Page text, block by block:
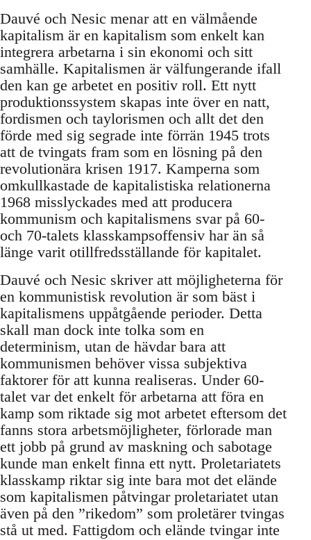
Dauvé och Nesic menar att en välmående
kapitalism är en kapitalism som enkelt kan
integrera arbetarna i sin ekonomi och sitt
samhälle. Kapitalismen är välfungerande ifall
den kan ge arbetet en positiv roll. Ett nytt
produktionssystem skapas inte över en natt,
fordismen och taylorismen och allt det den
förde med sig segrade inte förrän 1945 trots
att de tvingats fram som en lösning på den
revolutionära krisen 1917. Kamperna som
omkullkastade de kapitalistiska relationerna
1968 misslyckades med att producera
kommunism och kapitalismens svar på 60-
och 70-talets klasskampsoffensiv har än så
länge varit otillfredsställande för kapitalet.
Dauvé och Nesic skriver att möjligheterna för
en kommunistisk revolution är som bäst i
kapitalismens uppåtgående perioder. Detta
skall man dock inte tolka som en
determinism, utan de hävdar bara att
kommunismen behöver vissa subjektiva
faktorer för att kunna realiseras. Under 60-
talet var det enkelt för arbetarna att föra en
kamp som riktade sig mot arbetet eftersom det
fanns stora arbetsmöjligheter, förlorade man
ett jobb på grund av maskning och sabotage
kunde man enkelt finna ett nytt. Proletariatets
klasskamp riktar sig inte bara mot det elände
som kapitalismen påtvingar proletariatet utan
även på den ”rikedom” som proletärer tvingas
stå ut med. Fattigdom och elände tvingar inte